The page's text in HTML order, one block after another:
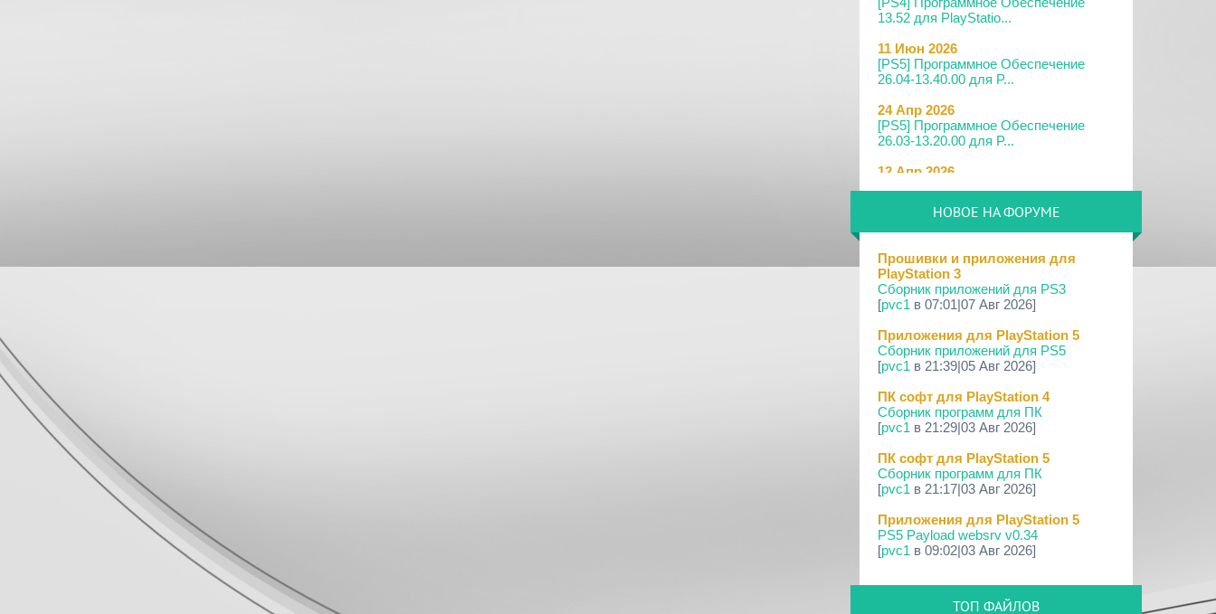
13.52 для PlayStatio...
11 Июн 2026
[PS5] Программное Обеспечение
26.04-13.40.00 для P...
24 Апр 2026
[PS5] Программное Обеспечение
26.03-13.20.00 для P...
12 Апр 2026
09 Апр 2026
29 Мар 2026
[PS3] PS3HEN v3.5.0
[PS Portal] Программное
Обеспечение 7.0.0 для PS P...
[PS3] Программное Обеспечение 4.93
для PlayStation...
[PS4] Программное Обеспечение
13.50 для PlayStatio...
[PS5] Программное Обеспечение
26.02-13.00.00 для P...
[PS3] PS3HEN v3.4.1
НОВОЕ НА ФОРУМЕ
Прошивки и приложения для
PlayStation 3
Сборник приложений для PS3
[pvc1 в 07:01|07 Авг 2026]
Приложения для PlayStation 5
Сборник приложений для PS5
[pvc1 в 21:39|05 Авг 2026]
ПК софт для PlayStation 4
Сборник программ для ПК
[pvc1 в 21:29|03 Авг 2026]
ПК софт для PlayStation 5
Сборник программ для ПК
[pvc1 в 21:17|03 Авг 2026]
Приложения для PlayStation 5
PS5 Payload websrv v0.34
[pvc1 в 09:02|03 Авг 2026]
PS5 payload shsrv v0.20
ТОП ФАЙЛОВ